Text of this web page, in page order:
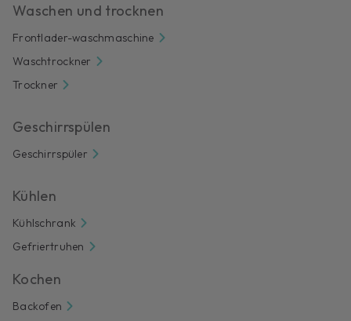
Waschen und trocknen
Frontlader-waschmaschine
Waschtrockner
Trockner
Geschirrspülen
Geschirrspüler
Kühlen
Kühlschrank
Gefriertruhen
Kochen
Backofen